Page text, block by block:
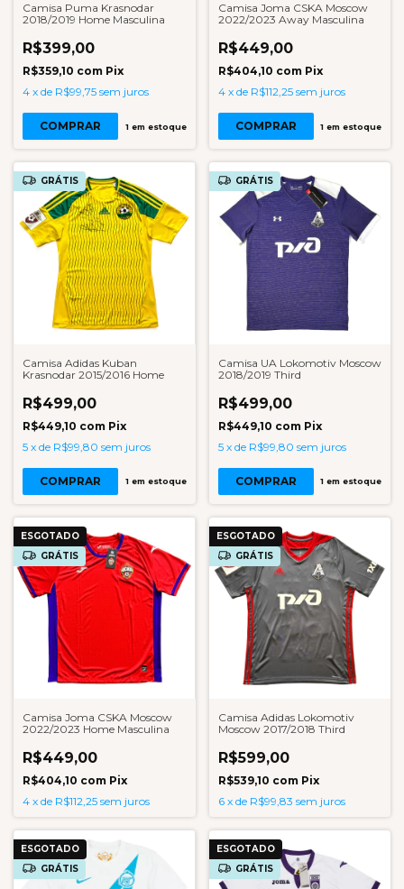
Camisa Puma Krasnodar
2018/2019 Home Masculina
R$399,00
R$359,10 com Pix
4 x de R$99,75 sem juros
COMPRAR 1em estoque
Camisa Joma CSKA Moscow
2022/2023 Away Masculina
R$449,00
R$404,10 com Pix
4 x de R$112,25 sem juros
COMPRAR 1 em estoque
GRÁTIS
Camisa Adidas Kuban
Krasnodar 2015/2016 Home
R$499,00
R$449,10 com Pix
5 x de R$99,80 sem juros
COMPRAR 1em estoque
GRÁTIS
Camisa UA Lokomotiv Moscow
2018/2019 Third
R$499,00
R$449,10 com Pix
5 x de R$99,80 sem juros
COMPRAR 1 em estoque
ESGOTADO
GRÁTIS
Camisa Joma CSKA Moscow
2022/2023 Home Masculina
R$449,00
R$404,10 com Pix
4 x de R$112,25 sem juros
ESGOTADO
GRÁTIS
Camisa Adidas Lokomotiv
Moscow 2017/2018 Third
R$599,00
R$539,10 com Pix
6 x de R$99,83 sem juros
ESGOTADO
GRÁTIS
ESGOTADO
GRÁTIS